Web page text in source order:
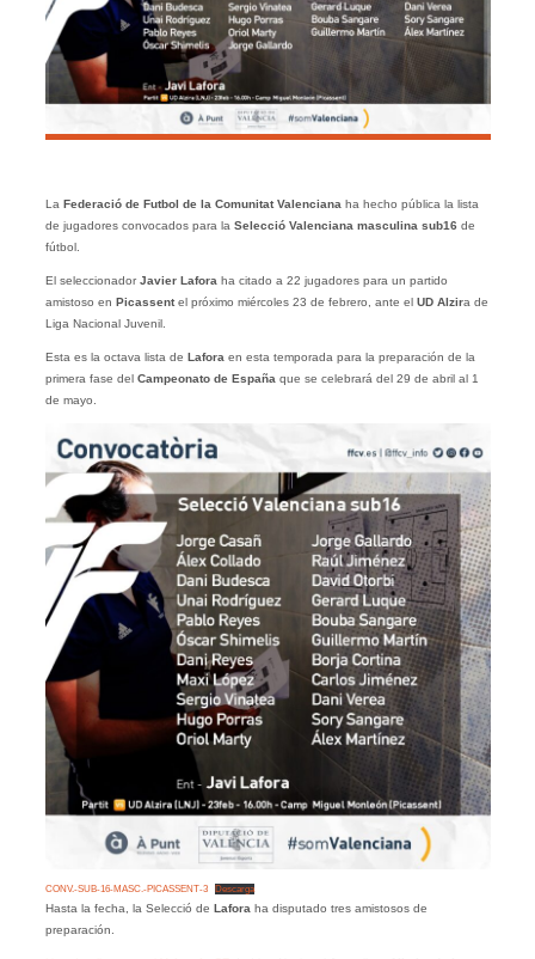
La Federació de Futbol de la Comunitat Valenciana ha hecho pública la lista
de jugadores convocados para la Selecció Valenciana masculina sub16 de
fútbol.
El seleccionadorJavier Lafora ha citado a 22 jugadores para un partido
amistoso en Picassentel próximo miércoles 23 de febrero, ante elUD Alzira de
Liga Nacional Juvenil.
Esta es la octava lista de Laforaen esta temporada para la preparación de la
primera fase del Campeonato de España que se celebrará del 29 de abril al 1
de mayo.
CONV.-SUB-16-MASC.-PICASSENT-3 Descarga
Hasta la fecha, la Selecció de Laforaha disputado tres amistosos de
preparación.